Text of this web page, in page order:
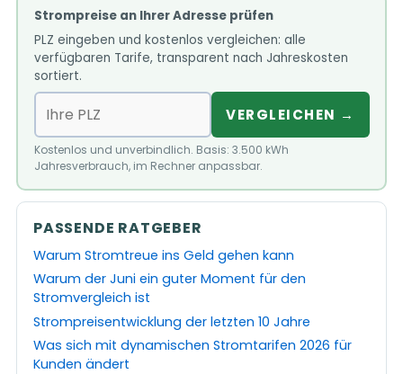
Strompreise an Ihrer Adresse prüfen
PLZ eingeben und kostenlos vergleichen: alle
verfügbaren Tarife, transparent nach Jahreskosten
sortiert.
VERGLEICHEN →
Kostenlos und unverbindlich. Basis: 3.500 kWh
Jahresverbrauch, im Rechner anpassbar.
PASSENDE RATGEBER
Warum Stromtreue ins Geld gehen kann
Warum der Juni ein guter Moment für den
Stromvergleich ist
Strompreisentwicklung der letzten 10 Jahre
Was sich mit dynamischen Stromtarifen 2026 für
Kunden ändert